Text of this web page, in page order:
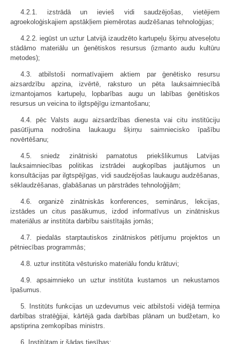
4.2.1. izstrādā un ievieš vidi saudzējošas, vietējiem
agroekoloģiskajiem apstākļiem piemērotas audzēšanas tehnoloģijas;
4.2.2. iegūst un uztur Latvijā izaudzēto kartupeļu šķirņu atveseļotu
stādāmo materiālu un ģenētiskos resursus (izmanto audu kultūru
metodes);
4.3. atbilstoši normatīvajiem aktiem par ģenētisko resursu
aizsardzību apzina, izvērtē, raksturo un pēta lauksaimniecībā
izmantojamos kartupeļu, lopbarības augu un labības ģenētiskos
resursus un veicina to ilgtspējīgu izmantošanu;
4.4. pēc Valsts augu aizsardzības dienesta vai citu institūciju
pasūtījuma nodrošina laukaugu šķirņu saimniecisko īpašību
novērtēšanu;
4.5. sniedz zinātniski pamatotus priekšlikumus Latvijas
lauksaimniecības politikas izstrādei augkopības jautājumos un
konsultācijas par ilgtspējīgas, vidi saudzējošas laukaugu audzēšanas,
sēklaudzēšanas, glabāšanas un pārstrādes tehnoloģijām;
4.6. organizē zinātniskās konferences, seminārus, lekcijas,
izstādes un citus pasākumus, izdod informatīvus un zinātniskus
materiālus ar institūta darbību saistītajās jomās;
4.7. piedalās starptautiskos zinātniskos pētījumu projektos un
pētniecības programmās;
4.8. uztur institūta vēsturisko materiālu fondu krātuvi;
4.9. apsaimnieko un uztur institūta kustamos un nekustamos
īpašumus.
5. Institūts funkcijas un uzdevumus veic atbilstoši vidējā termiņa
darbības stratēģijai, kārtējā gada darbības plānam un budžetam, ko
apstiprina zemkopības ministrs.
6. Institūtam ir šādas tiesības: